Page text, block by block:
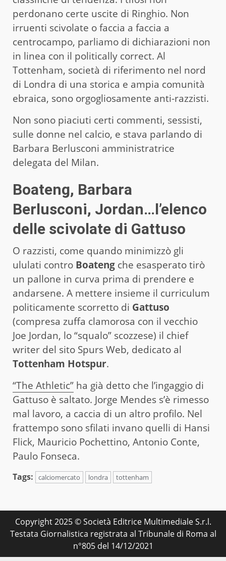
perdonano certe uscite di Ringhio. Non
irruenti scivolate o faccia a faccia a
centrocampo, parliamo di dichiarazioni non
in linea con il politically correct. Al
Tottenham, società di riferimento nel nord
di Londra di una storica e ampia comunità
ebraica, sono orgogliosamente anti-razzisti.
Non sono piaciuti certi commenti, sessisti,
sulle donne nel calcio, e stava parlando di
Barbara Berlusconi amministratrice
delegata del Milan.
Boateng, Barbara
Berlusconi, Jordan…l’elenco
delle scivolate di Gattuso
O razzisti, come quando minimizzò gli
ululati contro Boateng che esasperato tirò
un pallone in curva prima di prendere e
andarsene. A mettere insieme il curriculum
politicamente scorretto di Gattuso
(compresa zuffa clamorosa con il vecchio
Joe Jordan, lo “squalo” scozzese) il chief
writer del sito Spurs Web, dedicato al
Tottenham Hotspur.
“The Athletic” ha già detto che l’ingaggio di
Gattuso è saltato. Jorge Mendes s’è rimesso
mal lavoro, a caccia di un altro profilo. Nel
frattempo sono sfilati invano quelli di Hansi
Flick, Mauricio Pochettino, Antonio Conte,
Paulo Fonseca.
Tags: calciomercato londra tottenham
Copyright 2025 © Società Editrice Multimediale S.r.l.
Testata Giornalistica registrata al Tribunale di Roma al
n°805 del 14/12/2021